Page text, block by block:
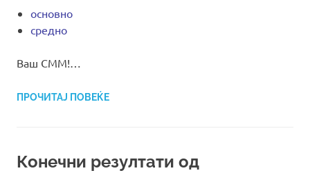
основно
средно
Ваш СММ!…
ПРОЧИТАЈ ПОВЕЌЕ
Конечни резултати од